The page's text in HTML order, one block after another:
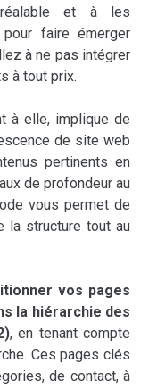
et à les
pour faire émerger
à ne pas intégrer
à tout prix.
à elle, implique de
de site web
pertinents en
de profondeur au
vous permet de
la structure tout au
vos pages
la hiérarchie des
, en tenant compte
Ces pages clés
de contact, à